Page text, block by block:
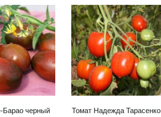
Барао черный Томат Надежда Тарасенко